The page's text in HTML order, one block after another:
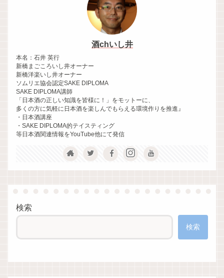
酒chいし井
本名：石井 英行
新橋まごころいし井オーナー
新橋洋楽いし井オーナー
ソムリエ協会認定SAKE DIPLOMA
SAKE DIPLOMA講師
「日本酒の正しい知識を皆様に！」をモットーに、
多くの方に気軽に日本酒を楽しんでもらえる環境作りを推進』
・日本酒講座
・SAKE DIPLOMA的テイスティング
等日本酒関連情報をYouTube他にて発信
検索
検索